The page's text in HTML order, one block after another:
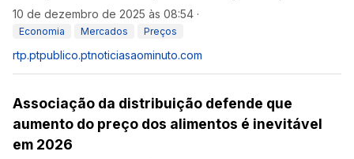
10 de dezembro de 2025 às 08:54 ·
Economia Mercados Preços
rtp.ptpublico.ptnoticiasaominuto.com
Associação da distribuição defende que
aumento do preço dos alimentos é inevitável
em 2026